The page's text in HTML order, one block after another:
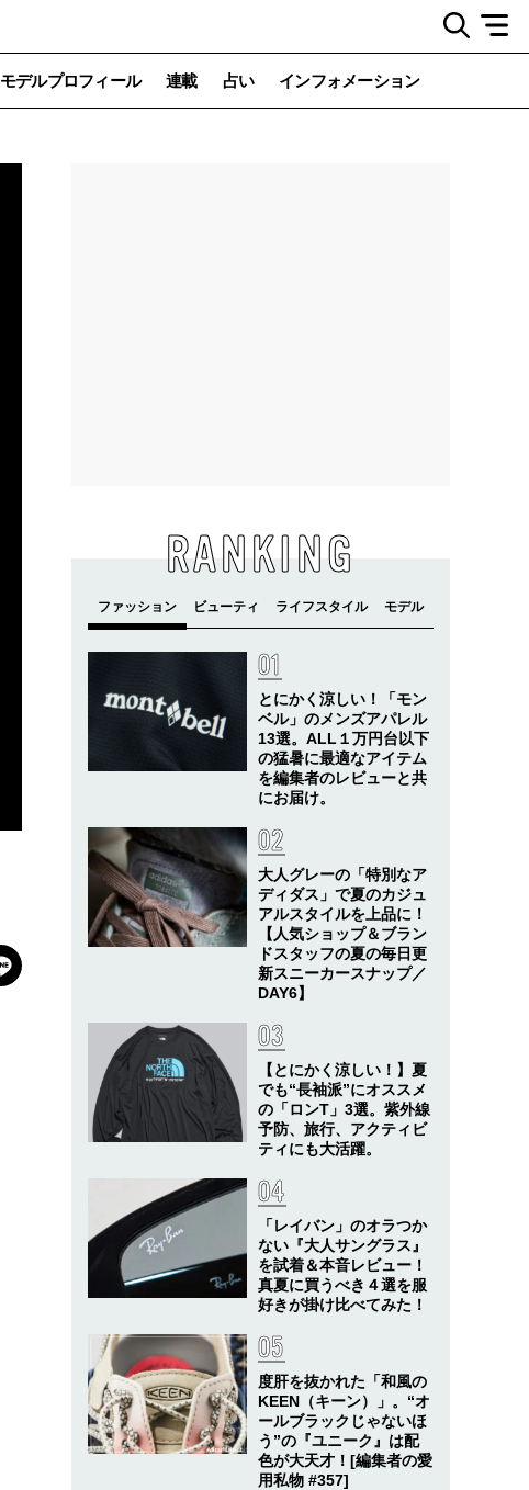
モデルプロフィール 連載 占い インフォメーション
RANKING
とにかく涼しい！「モン
ベル」のメンズアパレル
13選。ALL１万円台以下
の猛暑に最適なアイテム
を編集者のレビューと共
にお届け。
大人グレーの「特別なア
ディダス」で夏のカジュ
アルスタイルを上品に！
【人気ショップ＆ブラン
ドスタッフの夏の毎日更
新スニーカースナップ／
DAY6】
【とにかく涼しい！】夏
でも“長袖派”にオススメ
の「ロンT」3選。紫外線
予防、旅行、アクティビ
ティにも大活躍。
「レイバン」のオラつか
ない『大人サングラス』
を試着＆本音レビュー！
真夏に買うべき４選を服
好きが掛け比べてみた！
度肝を抜かれた「和風の
KEEN（キーン）」。“オ
ールブラックじゃないほ
う”の『ユニーク』は配
色が大天才！[編集者の愛
用私物 #357]